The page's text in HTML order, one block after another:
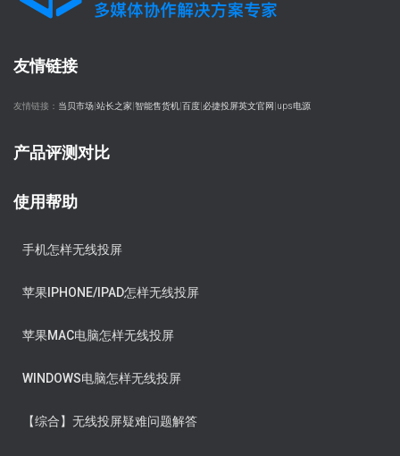
友情链接
友情链接： 当贝市场 站长之家 智能售货机 百度 必捷投屏英文官网 ups电源
产品评测对比
使用帮助
手机怎样无线投屏
苹果IPHONE/IPAD怎样无线投屏
苹果MAC电脑怎样无线投屏
WINDOWS电脑怎样无线投屏
【综合】无线投屏疑难问题解答